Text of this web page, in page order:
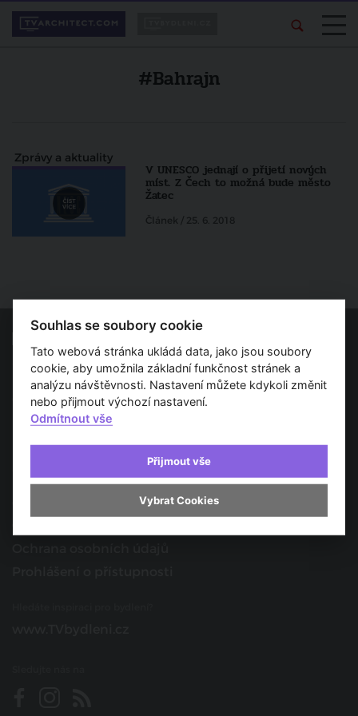
#Bahrajn
Zprávy a aktuality
V UNESCO jednají o přijetí nových
míst. Z Čech to možná bude město
Žatec
Článek / 25. 6. 2018
Spojujeme svět architektury
O nás
Provozovatel
Kontakt
Spolupracujte s námi
Souhlas se soubory cookie
Tato webová stránka ukládá data, jako jsou soubory
cookie, aby umožnila základní funkčnost stránek a
analýzu návštěvnosti. Nastavení můžete kdykoli změnit
nebo přijmout výchozí nastavení.
Odmítnout vše
Přijmout vše
Vybrat Cookies